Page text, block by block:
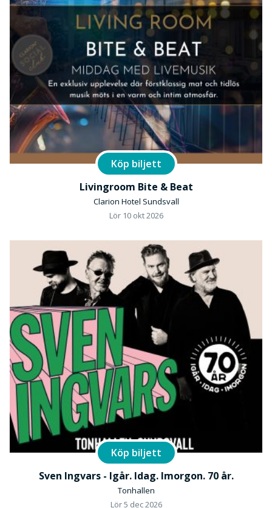
Köp biljett
Livingroom Bite & Beat
Clarion Hotel Sundsvall
Lör 10 okt 2026
Köp biljett
Sven Ingvars - Igår. Idag. Imorgon. 70 år.
Tonhallen
Lör 5 dec 2026